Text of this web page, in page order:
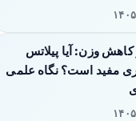
۱۵
کاهش وزن: آیا پیلاتس
مفید است؟ نگاه علمی
۱۵